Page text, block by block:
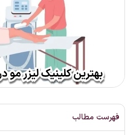
فهرست مطالب